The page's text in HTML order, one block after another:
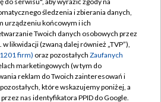
TVP
Regulamin TVP
prywatności
Moje zgody
Pomoc
śledzenia i zbierania danych,
urządzeniu końcowym i ich
Twoich danych osobowych przez
w likwidacji (zwaną dalej również „TVP”),
firm) oraz pozostałych Zaufanych
marketingowych (w tym do
reklam do Twoich zainteresowań i
które wskazujemy poniżej, a
nas identyfikatora PPID do Google.